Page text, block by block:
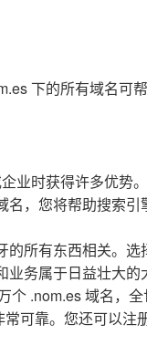
下的所有域名可
业时获得许多优势
，您将帮助搜索
所有东西相关。
务属于日益壮大的
.nom.es 域名，全
可靠。您还可以注